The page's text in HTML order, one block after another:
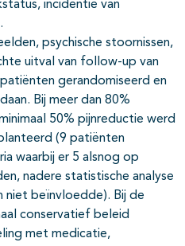
incidentie van
psychische stoornissen,
uitval van follow-up van
gerandomiseerd en
Bij meer dan 80%
50% pijnreductie werd
(9 patiënten
waarbij er 5 alsnog op
nadere statistische analyse
niet beïnvloedde). Bij de
conservatief beleid
met medicatie,